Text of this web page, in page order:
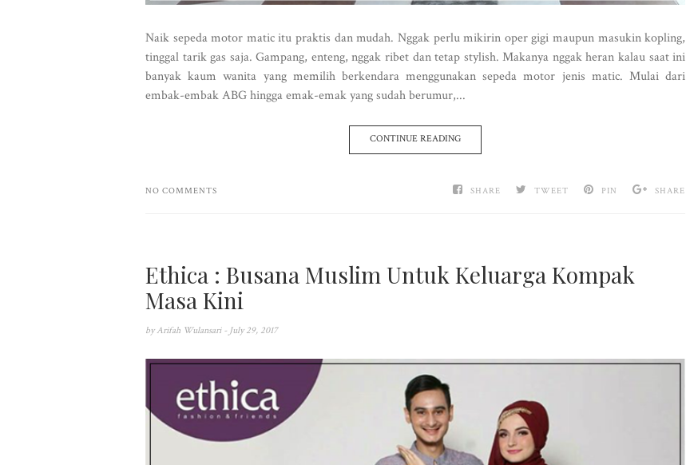
Naik sepeda motor matic itu praktis dan mudah. Nggak perlu mikirin oper gigi maupun masukin kopling,
tinggal tarik gas saja. Gampang, enteng, nggak ribet dan tetap stylish. Makanya nggak heran kalau saat ini
banyak kaum wanita yang memilih berkendara menggunakan sepeda motor jenis matic. Mulai dari
embak-embak ABG hingga emak-emak yang sudah berumur,...
CONTINUE READING
SHARE TWEET PIN SHARE
NO COMMENTS
Ethica : Busana Muslim Untuk Keluarga Kompak
Masa Kini
by Arifah Wulansari - July 29, 2017